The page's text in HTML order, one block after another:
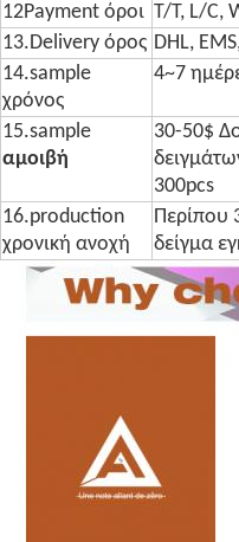
12Payment όροι T/T, L/C,
13.Delivery όρος DHL,
14.sample
χρόνος
4~7
15.sample
αμοιβή
30-50$
300pcs
16.production
χρονική ανοχή
Περίπου
δείγμα